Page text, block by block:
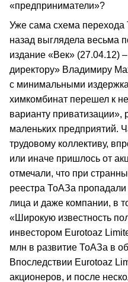
«предприниматели»?
Уже сама схема перехода
назад выглядела весьма
издание «Век» (27.04.12)
директору» Владимиру
с минимальными
химкомбинат перешел к
варианту приватизации»,
маленьких предприятий.
трудовому коллективу,
или иначе пришлось от
отмечали, что при
реестра ТоАЗа
лица и даже компании, в
«Широкую известность
инвестором Eurotoaz
млн в развитие ТоАЗа в
Впоследствии Eurotoaz
акционеров, и после